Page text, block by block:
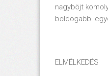
nagyböjt
boldogabb
ELMÉLKEDÉS